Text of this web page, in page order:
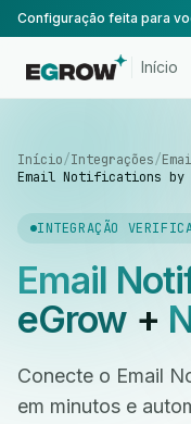
Início
Início/Integrações/
Email Notifications by
INTEGRAÇÃO
Email
eGrow+
Conecte o Email
em minutos e